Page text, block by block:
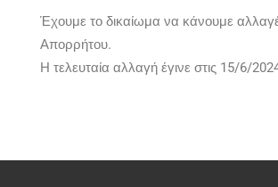
Έχουμε το δικαίωμα να κάνουμε
Απορρήτου.
Η τελευταία αλλαγή έγινε στις 15/6/